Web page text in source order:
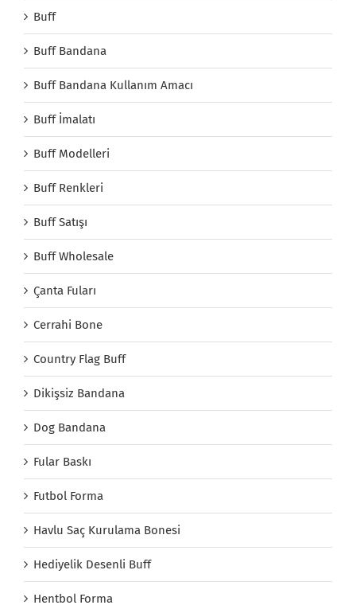
Buff
Buff Bandana
Buff Bandana Kullanım Amacı
Buff İmalatı
Buff Modelleri
Buff Renkleri
Buff Satışı
Buff Wholesale
Çanta Fuları
Cerrahi Bone
Country Flag Buff
Dikişsiz Bandana
Dog Bandana
Fular Baskı
Futbol Forma
Havlu Saç Kurulama Bonesi
Hediyelik Desenli Buff
Hentbol Forma